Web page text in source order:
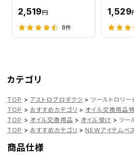
2,519円
8件
1,529
カテゴリ
TOP > アストロプロダクツ > ツールトロリ
TOP > おすすめカテゴリ > オイル交換用品
TOP > オイル交換用品 > オイル受け > ツー
TOP > おすすめカテゴリ > NEWアイテムベ
商品仕様